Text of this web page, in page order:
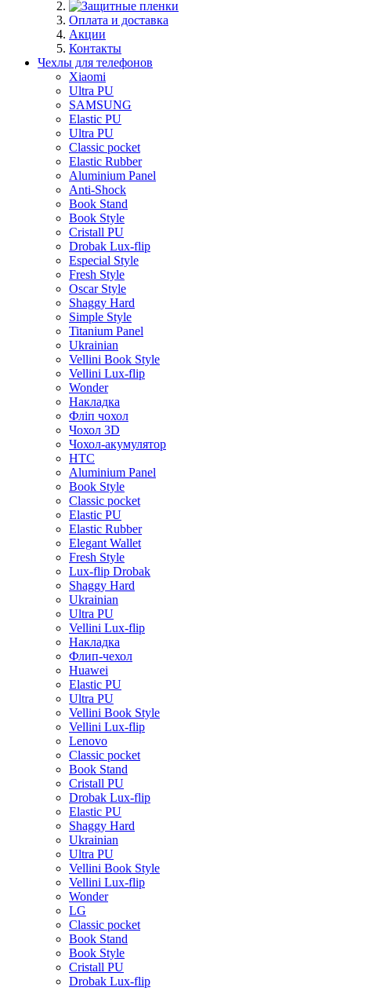
Оплата и доставка
Акции
Контакты
Чехлы для телефонов
Xiaomi
Ultra PU
SAMSUNG
Elastic PU
Ultra PU
Classic pocket
Elastic Rubber
Aluminium Panel
Anti-Shock
Book Stand
Book Style
Cristall PU
Drobak Lux-flip
Especial Style
Fresh Style
Oscar Style
Shaggy Hard
Simple Style
Titanium Panel
Ukrainian
Vellini Book Style
Vellini Lux-flip
Wonder
Накладка
Фліп чохол
Чохол 3D
Чохол-акумулятор
HTC
Aluminium Panel
Book Style
Classic pocket
Elastic PU
Elastic Rubber
Elegant Wallet
Fresh Style
Lux-flip Drobak
Shaggy Hard
Ukrainian
Ultra PU
Vellini Lux-flip
Накладка
Флип-чехол
Huawei
Elastic PU
Ultra PU
Vellini Book Style
Vellini Lux-flip
Lenovo
Classic pocket
Book Stand
Cristall PU
Drobak Lux-flip
Elastic PU
Shaggy Hard
Ukrainian
Ultra PU
Vellini Book Style
Vellini Lux-flip
Wonder
LG
Classic pocket
Book Stand
Book Style
Cristall PU
Drobak Lux-flip